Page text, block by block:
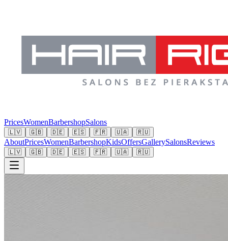
PricesWomenBarbershopSalons
🇱🇻 🇬🇧 🇩🇪 🇪🇸 🇫🇷 🇺🇦 🇷🇺
AboutPricesWomenBarbershopKidsOffersGallerySalonsReviews
🇱🇻 🇬🇧 🇩🇪 🇪🇸 🇫🇷 🇺🇦 🇷🇺